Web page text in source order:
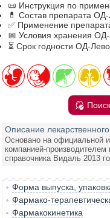
📜 Инструкция по
💊 Состав препарата ОД-
✅ Применение
📅 Условия хранения ОД-
⏳ Срок годности ОД-
Описание
Основано на официальной
компанией-производителем
справочника Видаль 2013
Форма выпуска,
Фармако-
Фармакокинетика